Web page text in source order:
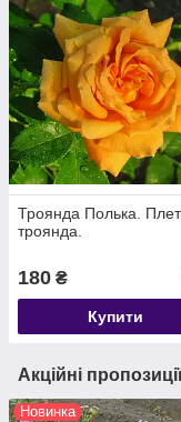
Троянда Полька.
троянда.
180 ₴
Купити
Акційні
Новинка